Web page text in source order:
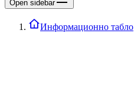
Open sidebar
Информационно табло